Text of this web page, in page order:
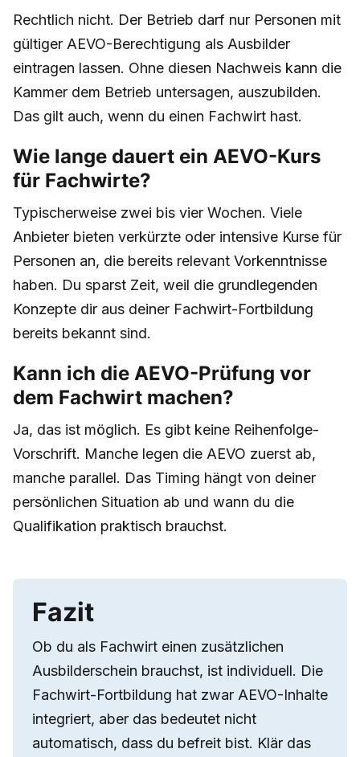
Rechtlich nicht. Der Betrieb darf nur Personen mit
gültiger AEVO-Berechtigung als Ausbilder
eintragen lassen. Ohne diesen Nachweis kann die
Kammer dem Betrieb untersagen, auszubilden.
Das gilt auch, wenn du einen Fachwirt hast.
Wie lange dauert ein AEVO-Kurs
für Fachwirte?
Typischerweise zwei bis vier Wochen. Viele
Anbieter bieten verkürzte oder intensive Kurse für
Personen an, die bereits relevant Vorkenntnisse
haben. Du sparst Zeit, weil die grundlegenden
Konzepte dir aus deiner Fachwirt-Fortbildung
bereits bekannt sind.
Kann ich die AEVO-Prüfung vor
dem Fachwirt machen?
Ja, das ist möglich. Es gibt keine Reihenfolge-
Vorschrift. Manche legen die AEVO zuerst ab,
manche parallel. Das Timing hängt von deiner
persönlichen Situation ab und wann du die
Qualifikation praktisch brauchst.
Fazit
Ob du als Fachwirt einen zusätzlichen
Ausbilderschein brauchst, ist individuell. Die
Fachwirt-Fortbildung hat zwar AEVO-Inhalte
integriert, aber das bedeutet nicht
automatisch, dass du befreit bist. Klär das